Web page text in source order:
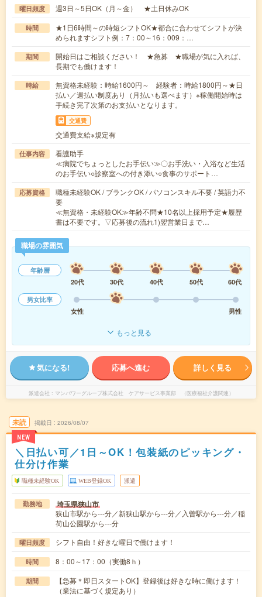
曜日頻度 週3日～5日OK（月～金） ★土日休みOK
時間
★1日6時間～の時短シフトOK★都合に合わせてシフトが決
められますシフト例：7：00～16：009：…
期間
開始日はご相談ください！ ★急募 ★職場が気に入れば、
長期でも働けます！
時給
無資格未経験：時給1600円～ 経験者：時給1800円～★日
払い／週払い制度あり（月払いも選べます）※稼働開始時は
手続き完了次第のお支払いとなります。
交通費
交通費支給※規定有
仕事内容
看護助手
≪病院でちょっとしたお手伝い≫〇お手洗い・入浴など生活
のお手伝い○診察室への付き添い○食事のサポート…
応募資格
職種未経験OK / ブランクOK / パソコンスキル不要 / 英語力不
要
≪無資格・未経験OK≫年齢不問★10名以上採用予定★履歴
書は不要です。▽応募後の流れ1)翌営業日まで…
職場の雰囲気
年齢層
20代
30代 40代 50代
60代
男女比率
女性
男性
もっと見る
気になる! 応募へ進む 詳しく見る
派遣会社 マンパワーグループ株式会社 ケアサービス事業部 （医療福祉介護関連）
未読
NEW
掲載日 2026/08/07
＼日払い可／1日～OK！包装紙のピッキング・
仕分け作業
職種未経験OK WEB登録OK 派遣
勤務地 埼玉県狭山市
狭山市駅から---分／新狭山駅から---分／入曽駅から---分／稲
荷山公園駅から---分
曜日頻度 シフト自由！好きな曜日で働けます！
時間 8：00～17：00（実働8ｈ）
期間
【急募＊即日スタートOK】登録後は好きな時に働けます！
（業法に基づく規定あり）